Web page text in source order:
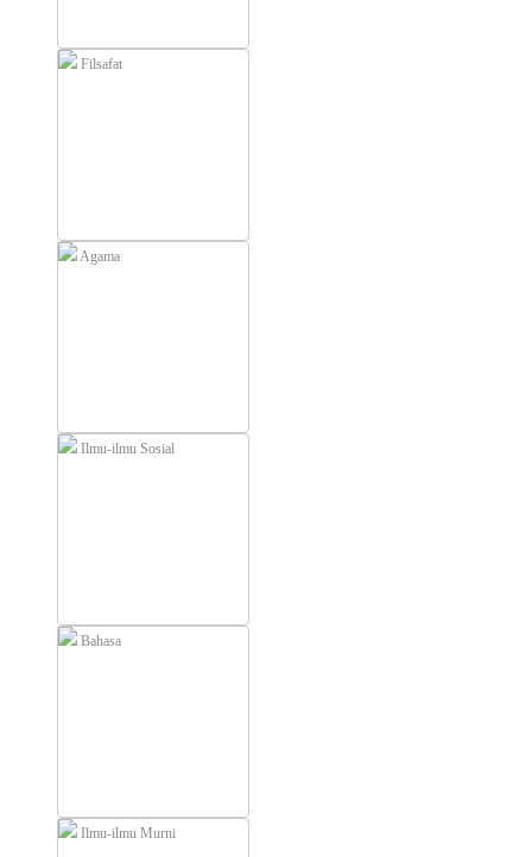
Filsafat
Agama
Ilmu-ilmu Sosial
Bahasa
Ilmu-ilmu Murni